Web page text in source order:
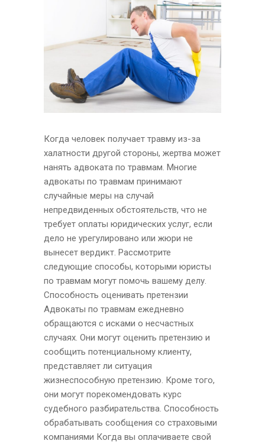
Когда человек получает травму из-за
халатности другой стороны, жертва может
нанять адвоката по травмам. Многие
адвокаты по травмам принимают
случайные меры на случай
непредвиденных обстоятельств, что не
требует оплаты юридических услуг, если
дело не урегулировано или жюри не
вынесет вердикт. Рассмотрите
следующие способы, которыми юристы
по травмам могут помочь вашему делу.
Способность оценивать претензии
Адвокаты по травмам ежедневно
обращаются с исками о несчастных
случаях. Они могут оценить претензию и
сообщить потенциальному клиенту,
представляет ли ситуация
жизнеспособную претензию. Кроме того,
они могут порекомендовать курс
судебного разбирательства. Способность
обрабатывать сообщения со страховыми
компаниями Когда вы оплачиваете свой